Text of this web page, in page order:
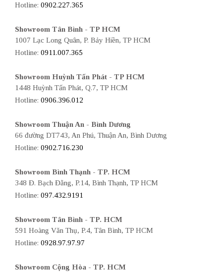
Hotline: 0902.227.365
Showroom Tân Bình - TP HCM
1007 Lạc Long Quân, P. Bảy Hiền, TP HCM
Hotline: 0911.007.365
Showroom Huỳnh Tấn Phát - TP HCM
1448 Huỳnh Tấn Phát, Q.7, TP HCM
Hotline: 0906.396.012
Showroom Thuận An - Bình Dương
66 đường DT743, An Phú, Thuận An, Bình Dương
Hotline: 0902.716.230
Showroom Bình Thạnh - TP. HCM
348 Đ. Bạch Đằng, P.14, Bình Thạnh, TP HCM
Hotline: 097.432.9191
Showroom Tân Bình - TP. HCM
591 Hoàng Văn Thụ, P.4, Tân Bình, TP HCM
Hotline: 0928.97.97.97
Showroom Cộng Hòa - TP. HCM